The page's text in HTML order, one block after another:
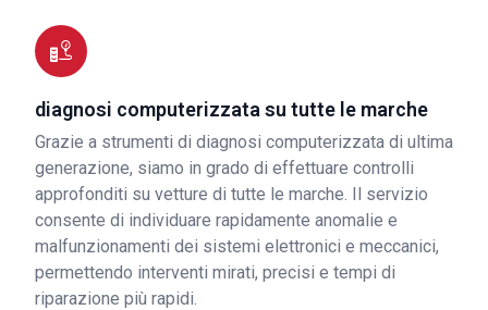
diagnosi computerizzata su tutte le marche
Grazie a strumenti di diagnosi computerizzata di ultima
generazione, siamo in grado di effettuare controlli
approfonditi su vetture di tutte le marche. Il servizio
consente di individuare rapidamente anomalie e
malfunzionamenti dei sistemi elettronici e meccanici,
permettendo interventi mirati, precisi e tempi di
riparazione più rapidi.